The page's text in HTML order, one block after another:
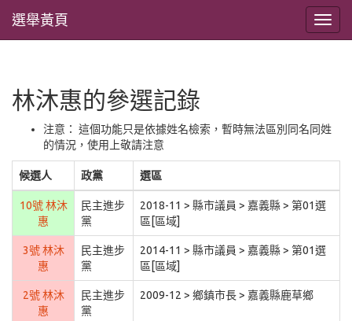
選舉黃頁
林沐惠的參選記錄
注意： 這個功能只是依據姓名檢索，暫時無法區別同名同姓
的情況，使用上敬請注意
候選人 政黨 選區
10號 林沐
惠
民主進步
黨
2018-11 > 縣市議員 > 嘉義縣 > 第01選
區[區域]
3號 林沐
惠
民主進步
黨
2014-11 > 縣市議員 > 嘉義縣 > 第01選
區[區域]
2號 林沐
惠
民主進步
黨
2009-12 > 鄉鎮市長 > 嘉義縣鹿草鄉